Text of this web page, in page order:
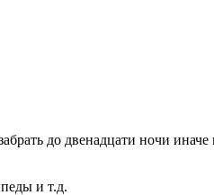
до двенадцати ночи
и т.д.